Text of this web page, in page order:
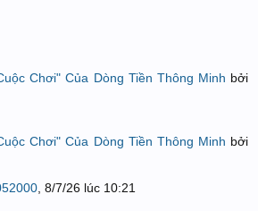
Chơi" Của Dòng Tiền Thông Minh bởi
Chơi" Của Dòng Tiền Thông Minh bởi
8/7/26 lúc 10:21